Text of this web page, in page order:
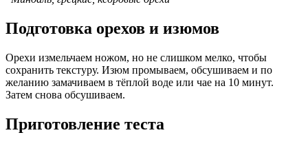
Подготовка орехов и изюмов
Орехи измельчаем ножом, но не слишком мелко, чтобы
сохранить текстуру. Изюм промываем, обсушиваем и по
желанию замачиваем в тёплой воде или чае на 10 минут.
Затем снова обсушиваем.
Приготовление теста